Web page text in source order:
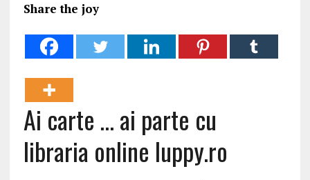
Share the joy
Ai carte … ai parte cu
libraria online Iuppy.ro